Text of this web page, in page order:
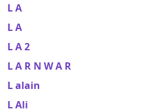
L A
L A
L A 2
L A R N W A R
L alain
L Ali